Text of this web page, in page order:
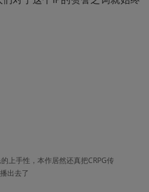
上手性，本作居然还真把CRPG传
播出去了